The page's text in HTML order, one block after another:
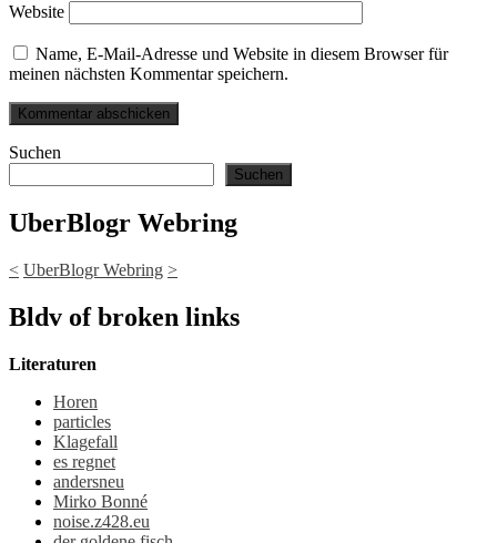
Website
Name, E-Mail-Adresse und Website in diesem Browser für
meinen nächsten Kommentar speichern.
Suchen
Suchen
UberBlogr Webring
< UberBlogr Webring >
Bldv of broken links
Literaturen
Horen
particles
Klagefall
es regnet
andersneu
Mirko Bonné
noise.z428.eu